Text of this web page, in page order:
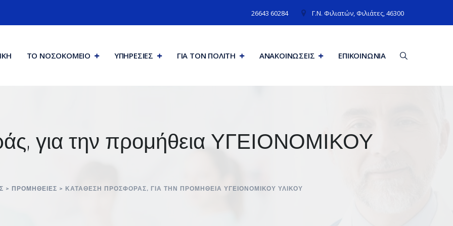
26643 60284 Γ.N. Φιλιατών, Φιλιάτες, 46300
ΤΟ ΝΟΣΟΚΟΜΕΙΟ ΥΠΗΡΕΣΙΕΣ ΓΙΑ ΤΟΝ ΠΟΛΙΤΗ ΑΝΑΚΟΙΝΩΣΕΙΣ ΕΠΙΚΟΙΝΩΝΊΑ
για την προμήθεια ΥΓΕΙΟΝΟΜΙΚΟΥ
> ΠΡΟΜΉΘΕΙΕΣ > ΚΑΤΆΘΕΣΗ ΠΡΟΣΦΟΡΆΣ, ΓΙΑ ΤΗΝ ΠΡΟΜΉΘΕΙΑ ΥΓΕΙΟΝΟΜΙΚΟΥ ΥΛΙΚΟΥ